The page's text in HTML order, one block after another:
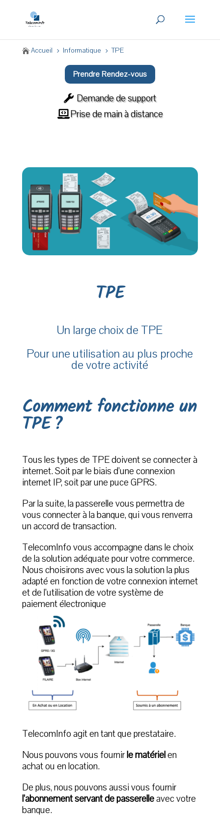
 Accueil 5 Informatique 5 TPE
Prendre Rendez-vous
Demande de support
Prise de main à distance
TPE
Un large choix de TPE
Pour une utilisation au plus proche
de votre activité
Comment fonctionne un
TPE ?
Tous les types de TPE doivent se connecter à
internet. Soit par le biais d’une connexion
internet IP, soit par une puce GPRS.
Par la suite, la passerelle vous permettra de
vous connecter à la banque, qui vous renverra
un accord de transaction.
TelecomInfo vous accompagne dans le choix
de la solution adéquate pour votre commerce.
Nous choisirons avec vous la solution la plus
adapté en fonction de votre connexion internet
et de l’utilisation de votre système de
paiement électronique
TelecomInfo agit en tant que prestataire.
Nous pouvons vous fournirle matérielen
achat ou en location.
De plus, nous pouvons aussi vous fournir
l’abonnement servant de passerelleavec votre
banque.